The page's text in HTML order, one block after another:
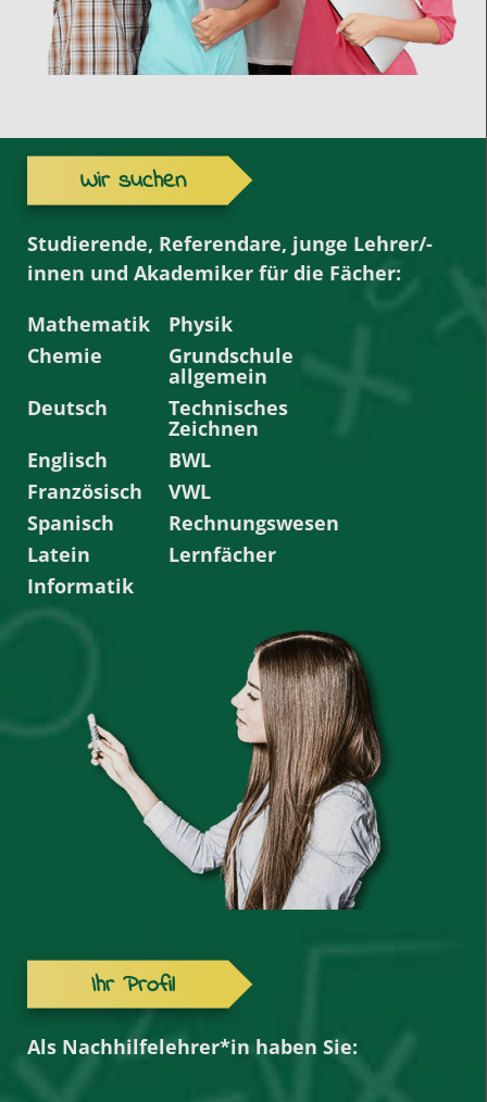
Wir suchen
Studierende, Referendare, junge Lehrer/-
innen und Akademiker für die Fächer:
Mathematik
Physik
Chemie
Grundschule
allgemein
Deutsch
Technisches
Zeichnen
Englisch
BWL
Französisch
VWL
Spanisch
Rechnungswesen
Latein
Lernfächer
Informatik
Ihr Profil
Als Nachhilfelehrer*in haben Sie: